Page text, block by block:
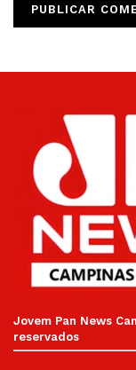
Jovem Pan News
reservados